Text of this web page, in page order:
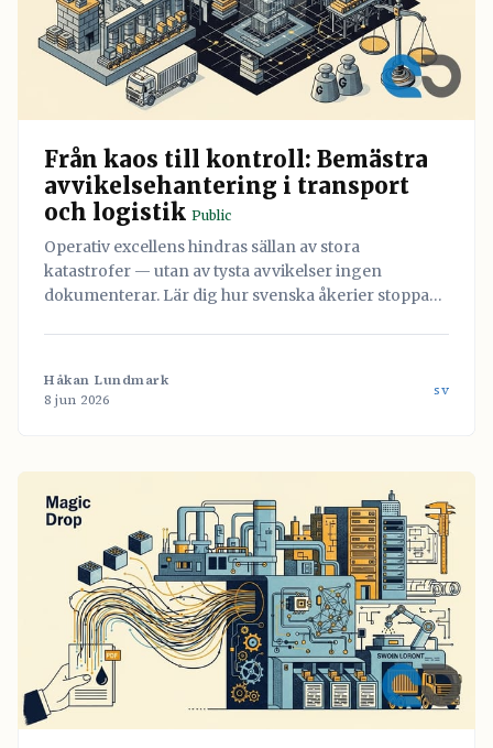
Från kaos till kontroll: Bemästra
avvikelsehantering i transport
och logistik Public
Operativ excellens hindras sällan av stora
katastrofer — utan av tysta avvikelser ingen
dokumenterar. Lär dig hur svenska åkerier stoppar
Håkan Lundmark
8 jun 2026
sv